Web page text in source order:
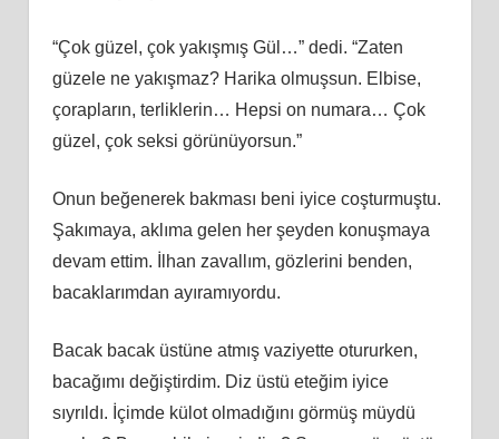
“Çok güzel, çok yakışmış Gül…” dedi. “Zaten
güzele ne yakışmaz? Harika olmuşsun. Elbise,
çorapların, terliklerin… Hepsi on numara… Çok
güzel, çok seksi görünüyorsun.”
Onun beğenerek bakması beni iyice coşturmuştu.
Şakımaya, aklıma gelen her şeyden konuşmaya
devam ettim. İlhan zavallım, gözlerini benden,
bacaklarımdan ayıramıyordu.
Bacak bacak üstüne atmış vaziyette otururken,
bacağımı değiştirdim. Diz üstü eteğim iyice
sıyrıldı. İçimde külot olmadığını görmüş müydü